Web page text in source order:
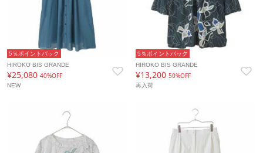
5％ポイントバック
HIROKO BIS GRANDE
¥25,080 40%OFF
NEW
5％ポイントバック
HIROKO BIS GRANDE
¥13,20050%OFF
再入荷